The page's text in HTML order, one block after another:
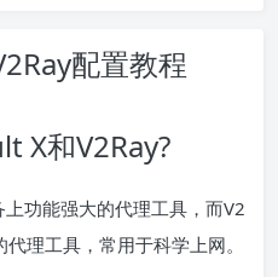
配置教程
X和V2Ray?
功能强大的代理工具，而V2
理工具，常用于科学上网。